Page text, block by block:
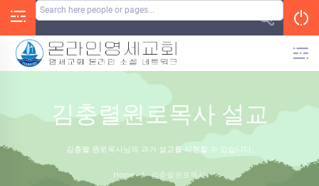
김충렬원로목사 설교
김충렬 원로목사님의 과거 설교를 시청할 수 있습니다.
Home / 김충렬원로목사